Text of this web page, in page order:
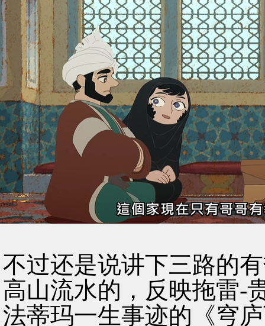
不过还是说讲下三路的
高山流水的，反映拖雷-
法蒂玛一生事迹的《穹